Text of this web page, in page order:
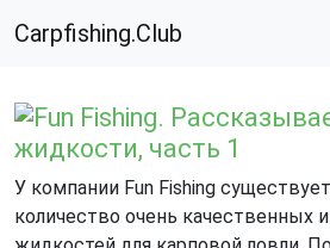
Carpfishing.Club
Fun Fishing.
жидкости, часть 1
У компании Fun Fishing
количество очень качественных